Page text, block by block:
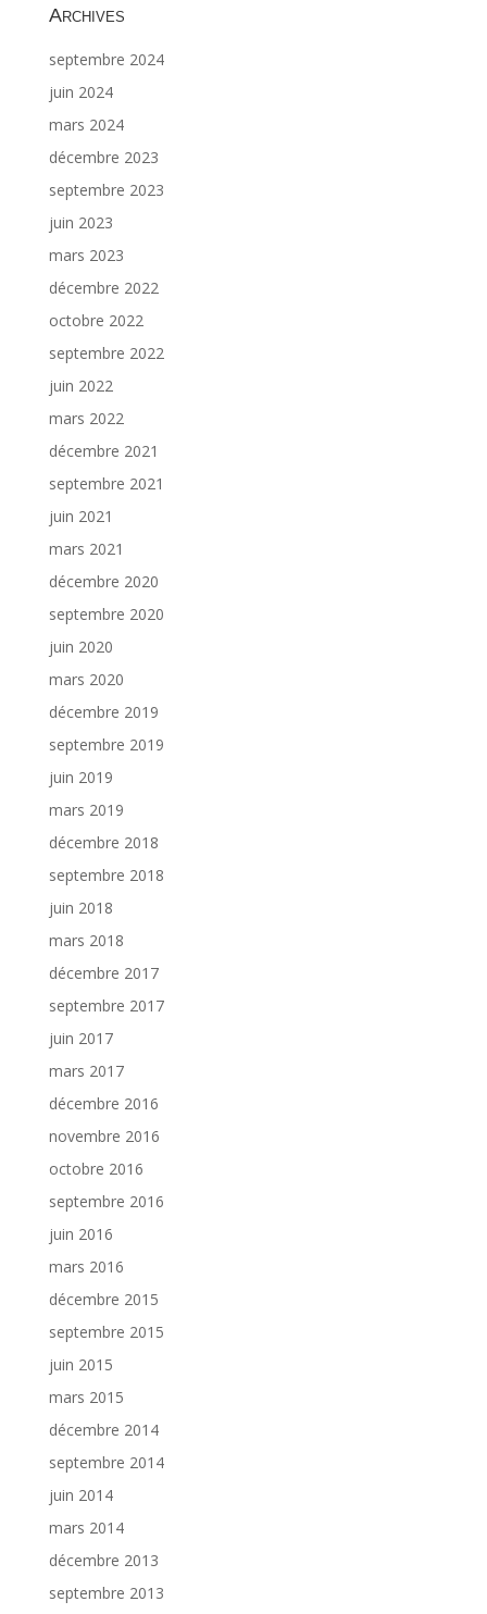
Archives
septembre 2024
juin 2024
mars 2024
décembre 2023
septembre 2023
juin 2023
mars 2023
décembre 2022
octobre 2022
septembre 2022
juin 2022
mars 2022
décembre 2021
septembre 2021
juin 2021
mars 2021
décembre 2020
septembre 2020
juin 2020
mars 2020
décembre 2019
septembre 2019
juin 2019
mars 2019
décembre 2018
septembre 2018
juin 2018
mars 2018
décembre 2017
septembre 2017
juin 2017
mars 2017
décembre 2016
novembre 2016
octobre 2016
septembre 2016
juin 2016
mars 2016
décembre 2015
septembre 2015
juin 2015
mars 2015
décembre 2014
septembre 2014
juin 2014
mars 2014
décembre 2013
septembre 2013